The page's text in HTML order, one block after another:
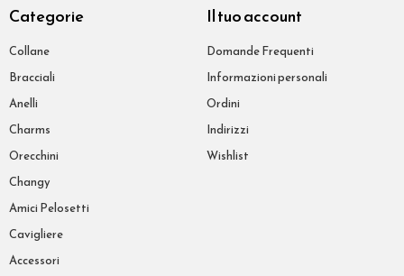
Categorie
Collane
Bracciali
Anelli
Charms
Orecchini
Changy
Amici Pelosetti
Cavigliere
Accessori
Il tuo account
Domande Frequenti
Informazioni personali
Ordini
Indirizzi
Wishlist